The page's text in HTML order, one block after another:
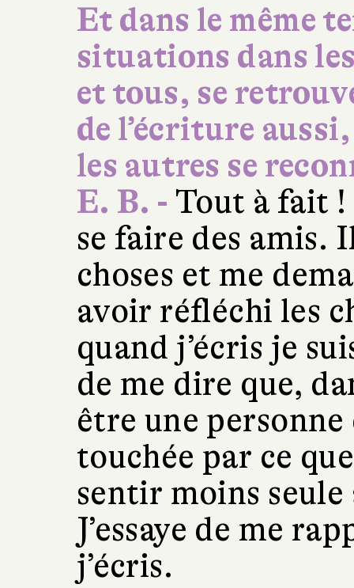
Et dans le même
situations dans
et tous, se
de l’écriture
les autres se
E. B. - Tout à fait !
se faire des amis.
choses et me
avoir réfléchi les
quand j’écris je
de me dire que,
être une
touchée par ce
sentir moins
J’essaye de me
j’écris.